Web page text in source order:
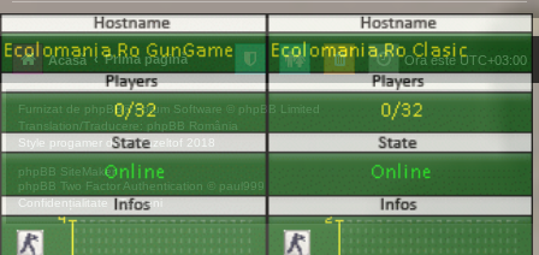
Acasă Prima pagină Ora este UTC+03:00
Furnizat de phpBB® Forum Software © phpBB Limited
Translation/Traducere: phpBB România
Style progamer de ©Mazeltof 2018
phpBB SiteMaker
phpBB Two Factor Authentication © paul999
Confidențialitate |Termeni